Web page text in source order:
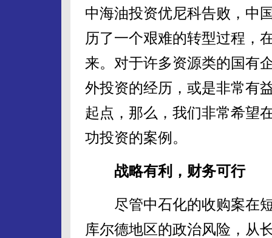
中海油投资优尼科告败，中
历了一个艰难的转型过程，
来。对于许多资源类的国有
外投资的经历，或是非常有
起点，那么，我们非常希望
功投资的案例。
战略有利，财务可行
尽管中石化的收购案在短
库尔德地区的政治风险，从